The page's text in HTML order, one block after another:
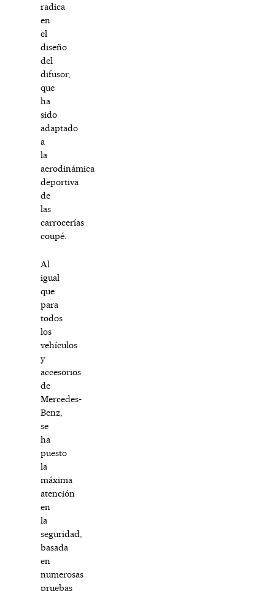
radica
en
el
diseño
del
difusor,
que
ha
sido
adaptado
a
la
aerodinámica
deportiva
de
las
carrocerías
coupé.
Al
igual
que
para
todos
los
vehículos
y
accesorios
de
Mercedes-
Benz,
se
ha
puesto
la
máxima
atención
en
la
seguridad,
basada
en
numerosas
pruebas